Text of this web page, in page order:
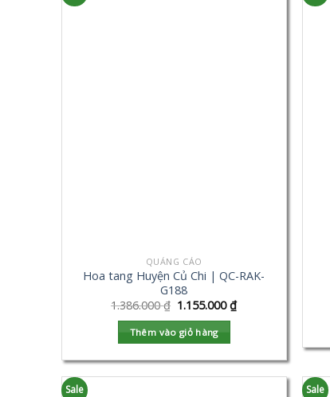
QUẢNG CÁO
Hoa tang Huyện Củ Chi | QC-RAK-
G188
1.386.000₫ 1.155.000₫
Thêm vào giỏ hàng
Sale Sale